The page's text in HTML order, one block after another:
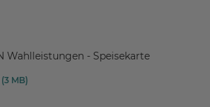
Wahlleistungen - Speisekarte
MB)